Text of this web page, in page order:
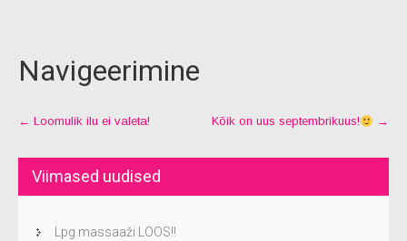
Navigeerimine
← Loomulik ilu ei valeta! Kõik on uus septembrikuus! →
Viimased uudised
Lpg massaaži LOOS!!